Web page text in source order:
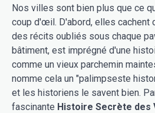
Nos villes sont bien plus que ce
coup d'œil. D'abord, elles cachent
des récits oubliés sous chaque
bâtiment, est imprégné d'une
comme un vieux parchemin
nomme cela un "palimpseste
et les historiens le savent bien.
fascinante Histoire Secrète des